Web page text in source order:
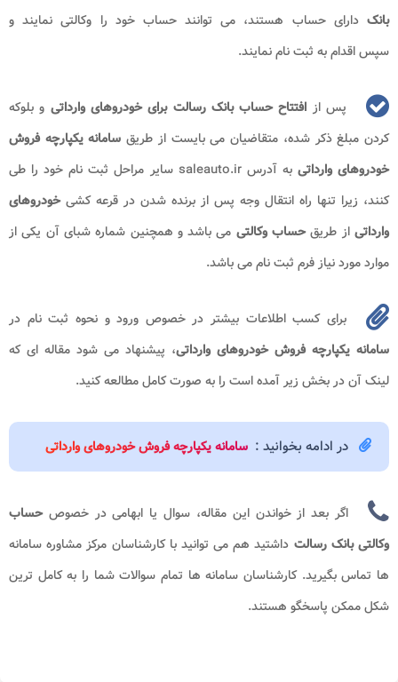
بانکدارای حساب هستند، می توانند حساب خود را وکالتی نمایند و
سپس اقدام به ثبت نام نمایند.
پس از افتتاح حساب بانک رسالت برای خودروهای وارداتی و بلوکه
کردن مبلغ ذکر شده، متقاضیان می بایست از طریق سامانه یکپارچه فروش
خودروهای وارداتی
به آدرس saleauto.ir سایر مراحل ثبت نام خود را طی
کنند، زیرا تنها راه انتقال وجه پس از برنده شدن در قرعه کشیخودروهای
وارداتیاز طریقحساب وکالتی می باشد و همچنین شماره شبای آن یکی از
موارد مورد نیاز فرم ثبت نام می باشد.
برای کسب اطلاعات بیشتر در خصوص ورود و نحوه ثبت نام در
سامانه یکپارچه فروش خودروهای وارداتی، پیشنهاد می شود مقاله ای که
لینک آن در بخش زیر آمده است را به صورت کامل مطالعه کنید.
در ادامه بخوانید : سامانه یکپارچه فروش خودروهای وارداتی
اگر بعد از خواندن این مقاله، سوال یا ابهامی در خصوصحساب
وکالتی بانک رسالت داشتید هم می توانید با کارشناسان مرکز مشاوره سامانه
ها تماس بگیرید. کارشناسان سامانه ها تمام سوالات شما را به کامل ترین
شکل ممکن پاسخگو هستند.